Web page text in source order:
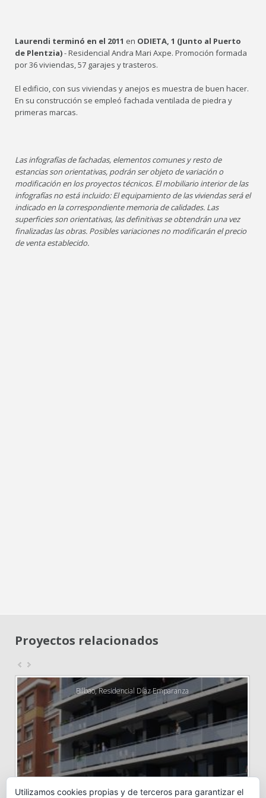
Laurendi terminó en el 2011 en ODIETA, 1 (Junto al Puerto
de Plentzia)- Residencial Andra Mari Axpe. Promoción formada
por 36 viviendas, 57 garajes y trasteros.
El edificio, con sus viviendas y anejos es muestra de buen hacer.
En su construcción se empleó fachada ventilada de piedra y
primeras marcas.
Las infografías de fachadas, elementos comunes y resto de
estancias son orientativas, podrán ser objeto de variación o
modificación en los proyectos técnicos. El mobiliario interior de las
infografías no está incluido: El equipamiento de las viviendas será el
indicado en la correspondiente memoria de calidades. Las
superficies son orientativas, las definitivas se obtendrán una vez
finalizadas las obras. Posibles variaciones no modificarán el precio
de venta establecido.
Proyectos relacionados
Bilbao, Residencial Díaz Emparanza
Utilizamos cookies propias y de terceros para garantizar el